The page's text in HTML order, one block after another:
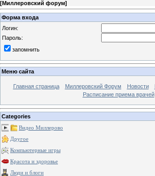
[Миллеровский форум]
Форма входа
Логин:
Пароль:
запомнить
Меню сайта
Главная страница Миллеровский Форум Новости
Расписание приема врачей
Categories
Видео Миллерово
Другое
Компьютерные игры
Красота и здоровье
Люди и блоги